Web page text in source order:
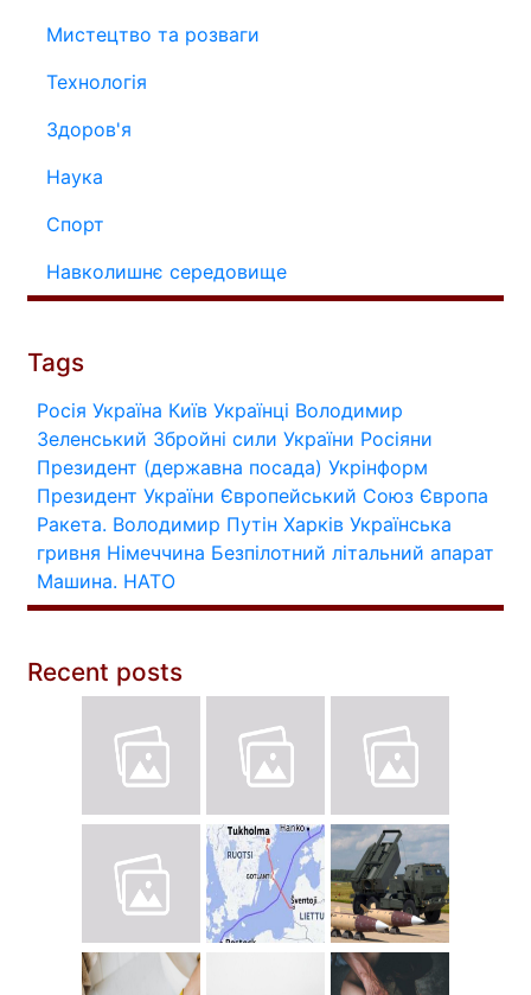
Мистецтво та розваги
Технологія
Здоров'я
Наука
Спорт
Навколишнє середовище
Tags
Росія Україна Київ Українці Володимир
Зеленський Збройні сили України Росіяни
Президент (державна посада) Укрінформ
Президент України Європейський Союз Європа
Ракета. Володимир Путін Харків Українська
гривня Німеччина Безпілотний літальний апарат
Машина. НАТО
Recent posts